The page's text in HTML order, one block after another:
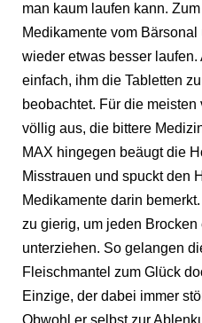
man kaum laufen kann.
Medikamente vom
wieder etwas besser laufen.
einfach, ihm die Tabletten
beobachtet. Für die
völlig aus, die bittere
MAX hingegen beäugt die
Misstrauen und spuckt den
Medikamente darin
zu gierig, um jeden Brocken
unterziehen. So gelangen
Fleischmantel zum Glück
Einzige, der dabei immer
Obwohl er selbst zur